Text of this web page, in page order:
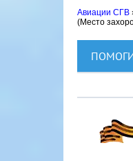
Авиации СГВ
(Место